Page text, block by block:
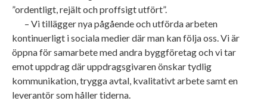
”ordentligt, rejält och proffsigt utfört”.
– Vi tillägger nya pågående och utförda arbeten
kontinuerligt i sociala medier där man kan följa oss. Vi är
öppna för samarbete med andra byggföretag och vi tar
emot uppdrag där uppdragsgivaren önskar tydlig
kommunikation, trygga avtal, kvalitativt arbete samt en
leverantör som håller tiderna.